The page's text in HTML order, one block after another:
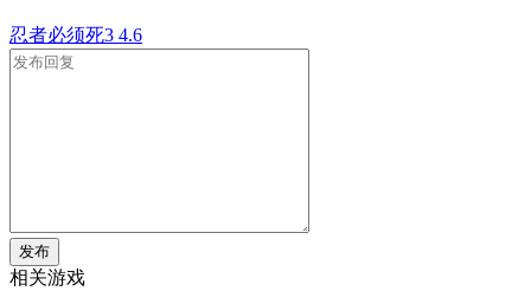
忍者必须死3 4.6
发布
相关游戏